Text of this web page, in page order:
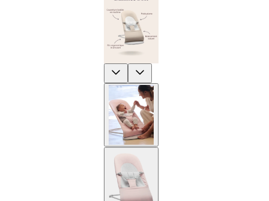
Previous